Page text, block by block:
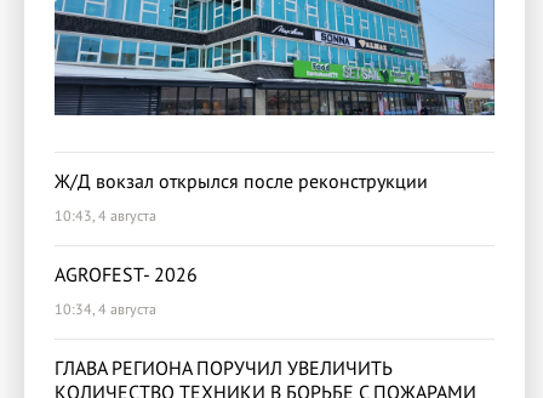
Ж/Д вокзал открылся после реконструкции
10:43, 4 августа
AGROFEST- 2026
10:34, 4 августа
ГЛАВА РЕГИОНА ПОРУЧИЛ УВЕЛИЧИТЬ
КОЛИЧЕСТВО ТЕХНИКИ В БОРЬБЕ С ПОЖАРАМИ